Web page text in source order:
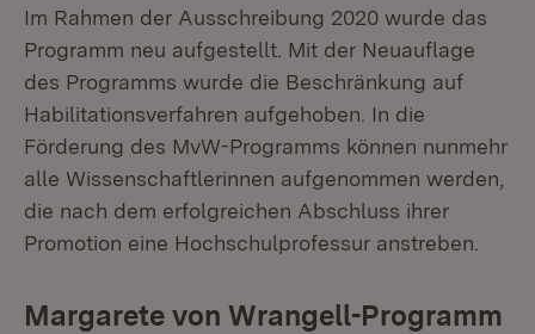
Im Rahmen der Ausschreibung 2020 wurde das
Programm neu aufgestellt. Mit der Neuauflage
des Programms wurde die Beschränkung auf
Habilitationsverfahren aufgehoben. In die
Förderung des MvW-Programms können nunmehr
alle Wissenschaftlerinnen aufgenommen werden,
die nach dem erfolgreichen Abschluss ihrer
Promotion eine Hochschulprofessur anstreben.
Margarete von Wrangell-Programm